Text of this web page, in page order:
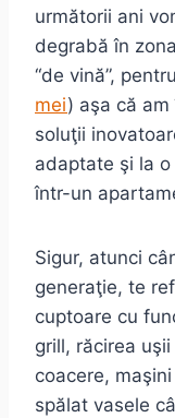
următorii ani
degrabă în
“de vină”,
mei) aşa că
soluţii
adaptate şi la o
într-un
Sigur, atunci
generaţie, te
cuptoare cu
grill, răcirea
coacere,
spălat vasele